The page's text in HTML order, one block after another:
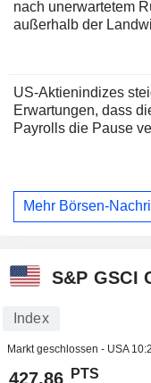
nach unerwartetem
außerhalb der
US-Aktienindizes
Erwartungen, dass
Payrolls die Pause
Mehr Börsen-
S&P GSCI
Index
Markt geschlossen - USA
427,86 PTS